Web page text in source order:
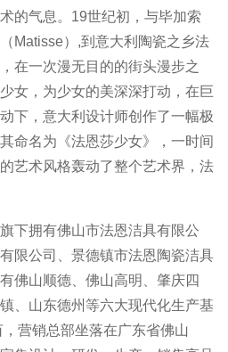
的气息。19世纪初，与毕加索
Matisse）,到意大利陶瓷之乡法
在一次漫无目的的街头漫步之
女，为少女的美深深打动，在巨
下，意大利设计师创作了一幅极
命名为《法恩莎少女》，一时间
艺术风格轰动了整个艺术界，法
下拥有佛山市法恩洁具有限公
限公司、景德镇市法恩陶瓷洁具
佛山顺德、佛山高明、肇庆四
、山东德州等六大现代化生产基
营销总部坐落在广东省佛山